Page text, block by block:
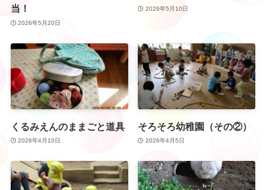
当！
2026年5月20日
2026年5月10日
くるみえんのままごと道具
2026年4月10日
そろそろ幼稚園（その②）
2026年4月5日